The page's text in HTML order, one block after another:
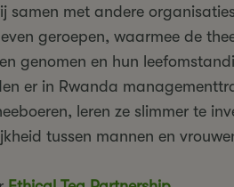
samen met andere
geroepen, waarmee de
genomen en hun
er in Rwanda
leren ze slimmer te
tussen mannen en